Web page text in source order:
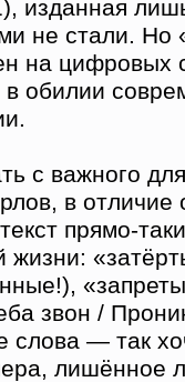
изданная
не стали. Но
на цифровых
в обилии
с важного
в отличие
прямо-
жизни:
звон /
слова — так
лишённое